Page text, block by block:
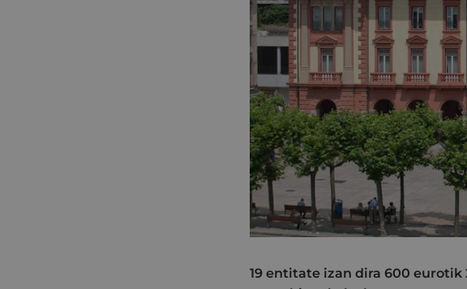
19 entitate izan dira 600